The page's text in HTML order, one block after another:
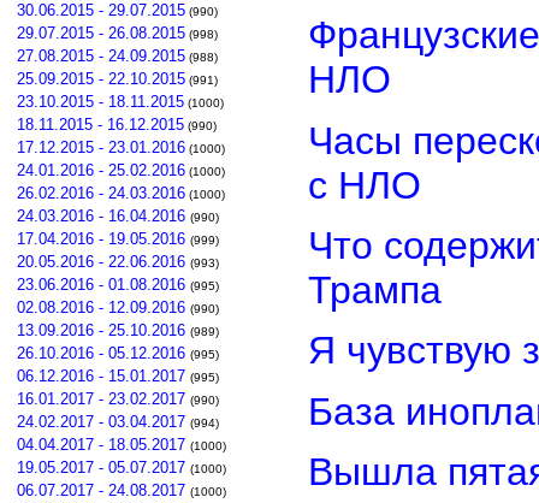
30.06.2015 - 29.07.2015 (990)
29.07.2015 - 26.08.2015 (998)
27.08.2015 - 24.09.2015 (988)
25.09.2015 - 22.10.2015 (991)
23.10.2015 - 18.11.2015 (1000)
18.11.2015 - 16.12.2015 (990)
17.12.2015 - 23.01.2016 (1000)
24.01.2016 - 25.02.2016 (1000)
26.02.2016 - 24.03.2016 (1000)
24.03.2016 - 16.04.2016 (990)
17.04.2016 - 19.05.2016 (999)
20.05.2016 - 22.06.2016 (993)
23.06.2016 - 01.08.2016 (995)
02.08.2016 - 12.09.2016 (990)
13.09.2016 - 25.10.2016 (989)
26.10.2016 - 05.12.2016 (995)
06.12.2016 - 15.01.2017 (995)
16.01.2017 - 23.02.2017 (990)
24.02.2017 - 03.04.2017 (994)
04.04.2017 - 18.05.2017 (1000)
19.05.2017 - 05.07.2017 (1000)
06.07.2017 - 24.08.2017 (1000)
НЛО
Часы
с НЛО
Что
Трампа
Я чувствую
База
Вышла